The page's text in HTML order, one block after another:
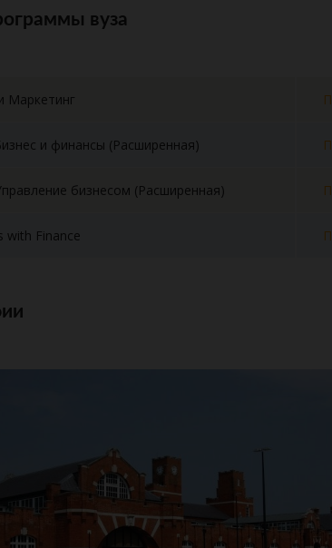
вуза
Маркетинг
и финансы (Расширенная)
бизнесом (Расширенная)
with Finance